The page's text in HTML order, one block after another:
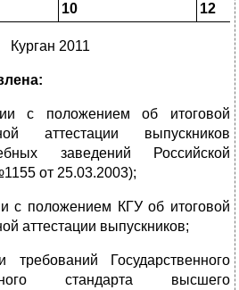
10 12
Курган 2011
с положением об итоговой
аттестации выпускников
заведений Российской
от 25.03.2003);
с положением КГУ об итоговой
аттестации выпускников;
требований Государственного
стандарта высшего